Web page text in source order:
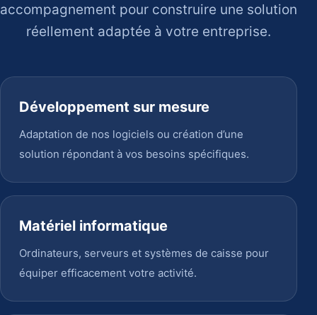
accompagnement pour construire une solution
réellement adaptée à votre entreprise.
Développement sur mesure
Adaptation de nos logiciels ou création d’une
solution répondant à vos besoins spécifiques.
Matériel informatique
Ordinateurs, serveurs et systèmes de caisse pour
équiper efficacement votre activité.